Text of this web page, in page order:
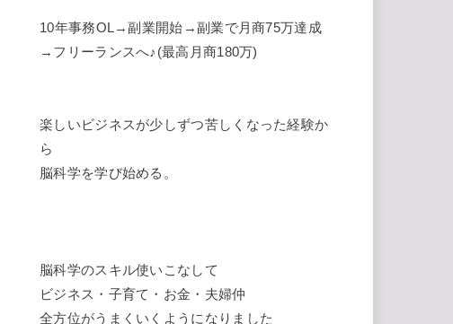
10年事務OL→副業開始→副業で月商75万達成
→フリーランスへ♪(最高月商180万)
楽しいビジネスが少しずつ苦しくなった経験か
ら
脳科学を学び始める。
脳科学のスキル使いこなして
ビジネス・子育て・お金・夫婦仲
全方位がうまくいくようになりました